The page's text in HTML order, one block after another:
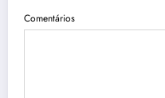
Comentários